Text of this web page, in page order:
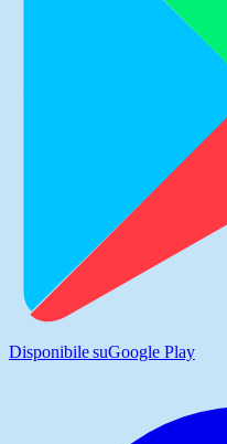
Disponibile suGoogle Play